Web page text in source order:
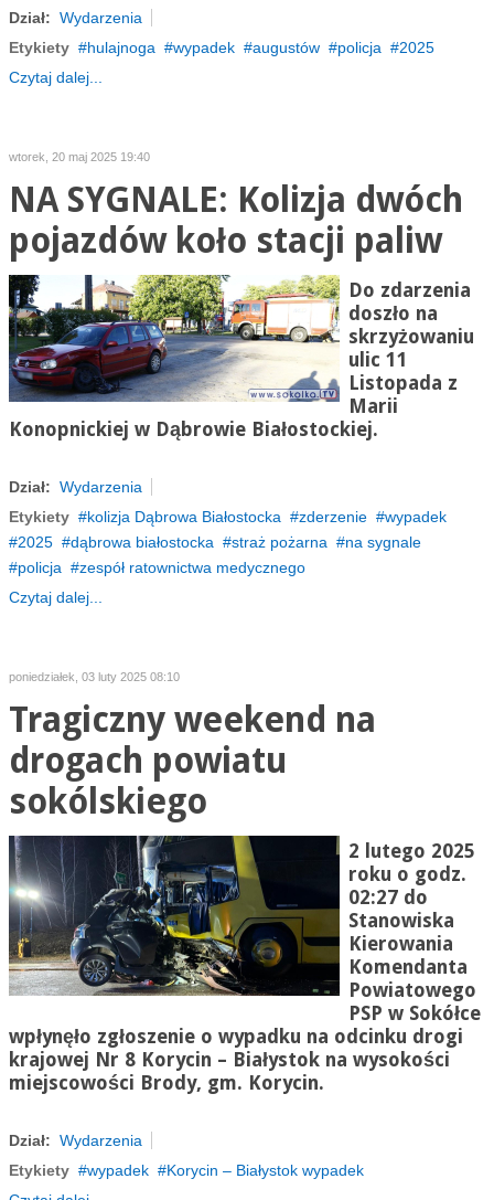
Dział: Wydarzenia
Etykiety
hulajnoga wypadek augustów policja
2025
Czytaj dalej...
wtorek, 20 maj 2025 19:40
NA SYGNALE: Kolizja dwóch
pojazdów koło stacji paliw
Do zdarzenia
doszło na
skrzyżowaniu
ulic 11
Listopada z
Marii
Konopnickiej w Dąbrowie Białostockiej.
Dział: Wydarzenia
Etykiety
kolizja Dąbrowa Białostocka zderzenie
wypadek
2025
dąbrowa białostocka straż pożarna
na sygnale
policja
zespół ratownictwa medycznego
Czytaj dalej...
poniedziałek, 03 luty 2025 08:10
Tragiczny weekend na
drogach powiatu
sokólskiego
2 lutego 2025
roku o godz.
02:27 do
Stanowiska
Kierowania
Komendanta
Powiatowego
PSP w Sokółce
wpłynęło zgłoszenie o wypadku na odcinku drogi
krajowej Nr 8 Korycin – Białystok na wysokości
miejscowości Brody, gm. Korycin.
Dział: Wydarzenia
Etykiety
wypadek
Korycin – Białystok wypadek